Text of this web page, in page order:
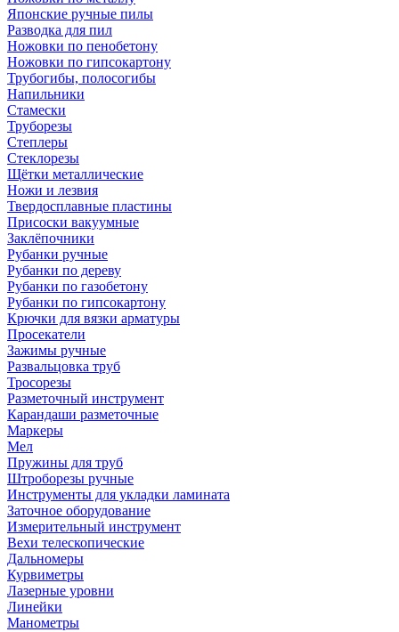
Японские ручные пилы
Разводка для пил
Ножовки по пенобетону
Ножовки по гипсокартону
Трубогибы, полосогибы
Напильники
Стамески
Труборезы
Степлеры
Стеклорезы
Щётки металлические
Ножи и лезвия
Твердосплавные пластины
Присоски вакуумные
Заклёпочники
Рубанки ручные
Рубанки по дереву
Рубанки по газобетону
Рубанки по гипсокартону
Крючки для вязки арматуры
Просекатели
Зажимы ручные
Развальцовка труб
Тросорезы
Разметочный инструмент
Карандаши разметочные
Маркеры
Мел
Пружины для труб
Штроборезы ручные
Инструменты для укладки ламината
Заточное оборудование
Измерительный инструмент
Вехи телескопические
Дальномеры
Курвиметры
Лазерные уровни
Линейки
Манометры